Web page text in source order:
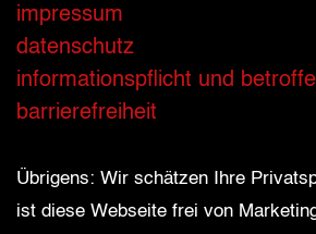
impressum
datenschutz
informationspflicht und
barrierefreiheit
Übrigens: Wir schätzen Ihre
ist diese Webseite frei von
Ihre Kontaktdaten
Alle mit Stern
Name
E-Mail-Adresse*